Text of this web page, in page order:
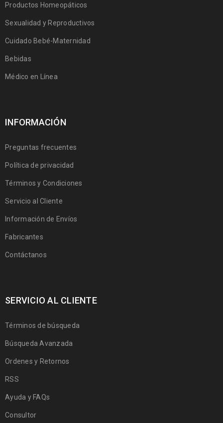
Productos Homeopáticos
Sexualidad y Reproductivos
Cuidado Bebé-Maternidad
Bebidas
Médico en Línea
INFORMACIÓN
Preguntas frecuentes
Política de privacidad
Términos y Condiciones
Servicio al Cliente
Información de Envíos
Fabricantes
Contáctanos
SERVICIO AL CLIENTE
Términos de búsqueda
Búsqueda Avanzada
Ordenes y Retornos
RSS
Ayuda y FAQs
Consultor